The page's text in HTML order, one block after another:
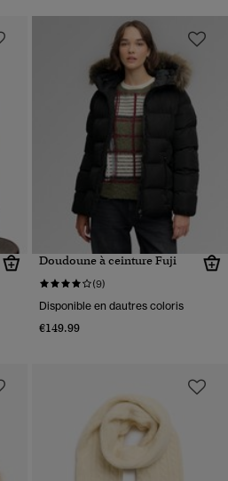
Doudoune à ceinture Fuji
(9)
Disponible en dautres coloris
€149.99